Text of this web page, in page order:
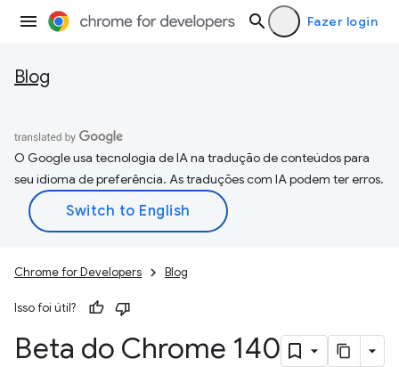
Fazer login
Blog
O Google usa tecnologia de IA na tradução de conteúdos para
seu idioma de preferência. As traduções com IA podem ter erros.
Chrome for Developers Blog
Isso foi útil?
Beta do Chrome 140